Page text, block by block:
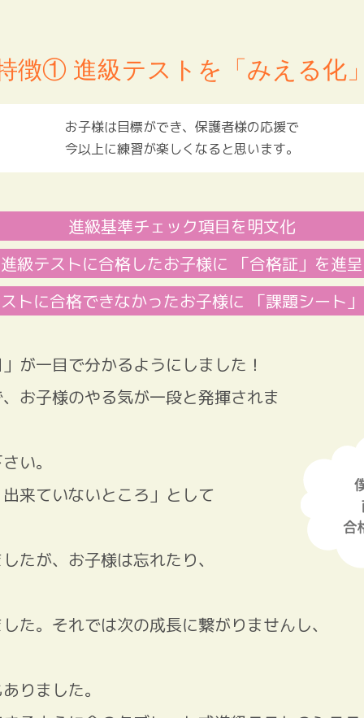
徴① 進級テストを「みえる化
お子様は目標ができ、保護者様の応援で
今以上に練習が楽しくなると思います。
進級基準チェック項目を明文化
進級テストに合格したお子様に 「合格証」を進呈
トに合格できなかったお子様に 「課題シート
が一目で分かるようにしました！
お子様のやる気が一段と発揮されま
い。
来ていないところ」として
たが、お子様は忘れたり、
た。それでは次の成長に繋がりませんし、
りました。